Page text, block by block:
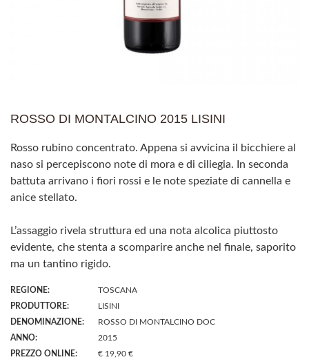
ROSSO DI MONTALCINO 2015 LISINI
Rosso rubino concentrato. Appena si avvicina il bicchiere al
naso si percepiscono note di mora e di ciliegia. In seconda
battuta arrivano i fiori rossi e le note speziate di cannella e
anice stellato.
L’assaggio rivela struttura ed una nota alcolica piuttosto
evidente, che stenta a scomparire anche nel finale, saporito
ma un tantino rigido.
REGIONE:
TOSCANA
PRODUTTORE:
LISINI
DENOMINAZIONE:
ROSSO DI MONTALCINO DOC
ANNO:
2015
PREZZO ONLINE:
€ 19,90 €